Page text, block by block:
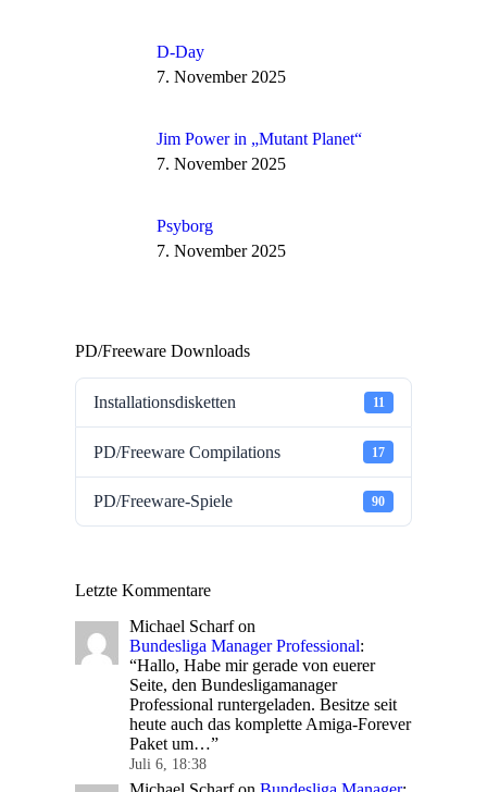
D-Day
7. November 2025
Jim Power in „Mutant Planet“
7. November 2025
Psyborg
7. November 2025
PD/Freeware Downloads
Installationsdisketten 11
PD/Freeware Compilations 17
PD/Freeware-Spiele 90
Letzte Kommentare
Michael Scharfon
Bundesliga Manager Professional:
“Hallo, Habe mir gerade von euerer
Seite, den Bundesligamanager
Professional runtergeladen. Besitze seit
heute auch das komplette Amiga-Forever
Paket um…”
Juli 6, 18:38